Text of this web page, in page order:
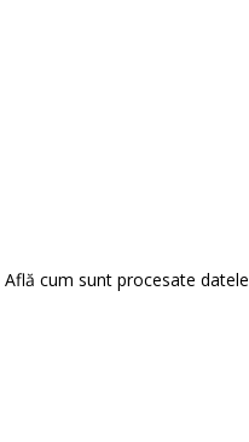
Află cum sunt procesate datele